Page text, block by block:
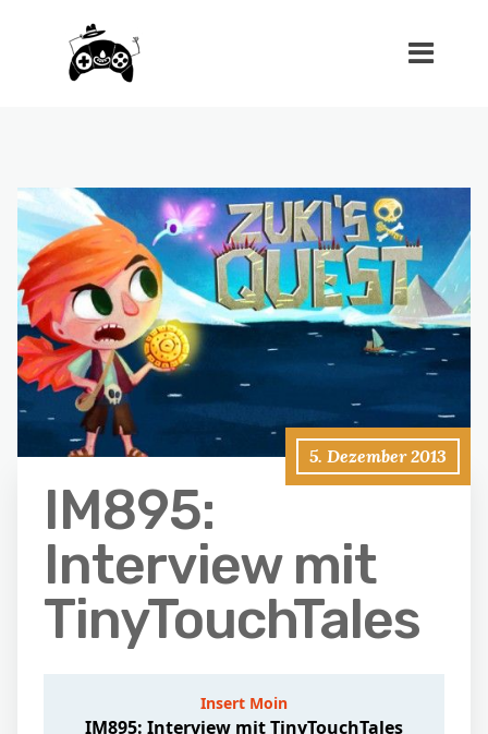
5. Dezember 2013
IM895:
Interview mit
TinyTouchTales